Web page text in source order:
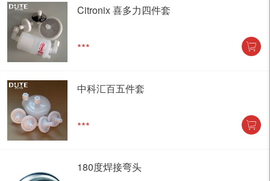
Citronix 喜多力四件套
***
中科汇百五件套
***
180度焊接弯头